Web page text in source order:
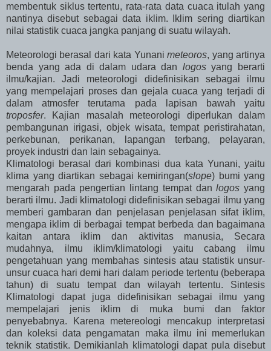
membentuk siklus tertentu, rata-rata data cuaca itulah yang
nantinya disebut sebagai data iklim. Iklim sering diartikan
nilai statistik cuaca jangka panjang di suatu wilayah.
Meteorologi berasal dari kata Yunanimeteoros, yang artinya
benda yang ada di dalam udara dan logosyang berarti
ilmu/kajian. Jadi meteorologi didefinisikan sebagai ilmu
yang mempelajari proses dan gejala cuaca yang terjadi di
dalam atmosfer terutama pada lapisan bawah yaitu
troposfer. Kajian masalah meteorologi diperlukan dalam
pembangunan irigasi, objek wisata, tempat peristirahatan,
perkebunan, perikanan, lapangan terbang, pelayaran,
proyek industri dan lain sebagainya.
Klimatologi berasal dari kombinasi dua kata Yunani, yaitu
klima yang diartikan sebagai kemiringan(slope) bumi yang
mengarah pada pengertian lintang tempat danlogos yang
berarti ilmu. Jadi klimatologi didefinisikan sebagai ilmu yang
memberi gambaran dan penjelasan penjelasan sifat iklim,
mengapa iklim di berbagai tempat berbeda dan bagaimana
kaitan antara iklim dan aktivitas manusia, Secara
mudahnya, ilmu iklim/klimatologi yaitu cabang ilmu
pengetahuan yang membahas sintesis atau statistik unsur-
unsur cuaca hari demi hari dalam periode tertentu (beberapa
tahun) di suatu tempat dan wilayah tertentu. Sintesis
Klimatologi dapat juga didefinisikan sebagai ilmu yang
mempelajari jenis iklim di muka bumi dan faktor
penyebabnya. Karena metereologi mencakup interpretasi
dan koleksi data pengamatan maka ilmu ini memerlukan
teknik statistik. Demikianlah klimatologi dapat pula disebut